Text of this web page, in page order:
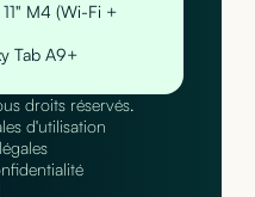
M4 (Wi-Fi +
Tab A9+
droits réservés.
d'utilisation